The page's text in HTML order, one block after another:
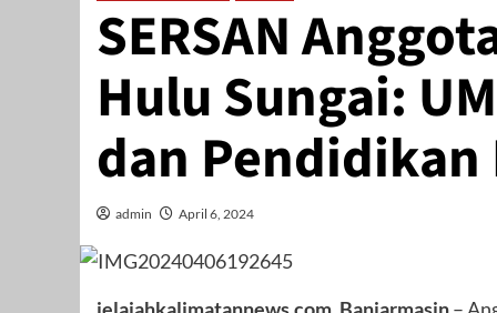
SERSAN
Hulu Sungai:
dan
admin April 6, 2024